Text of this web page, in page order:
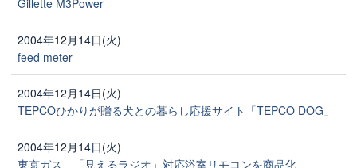
2004年12月14日(火)
feed meter
2004年12月14日(火)
TEPCOひかりが贈る犬との暮らし応援サイト「TEPCO DOG」
2004年12月14日(火)
東京ガス、「見えるラジオ」対応浴室リモコンを商品化